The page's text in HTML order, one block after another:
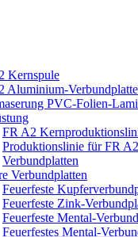
Kernspule
Aluminium-Verbundplatte
PVC-Folien-
FR A2
Produktionslinie für FR
Verbundplatten
Verbundplatten
Feuerfeste
Feuerfeste Zink-
Feuerfeste Mental-
Feuerfestes Mental-